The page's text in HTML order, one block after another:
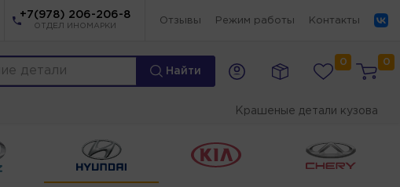
+7(978) 206-206-8
ОТДЕЛ ИНОМАРКИ
Отзывы Режим работы Контакты
Найти
0 0
Крашеные детали кузова